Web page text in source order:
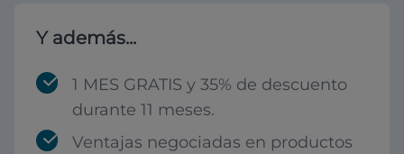
Y además...
1 MES GRATIS y 35% de descuento
durante 11 meses.
Ventajas negociadas en productos